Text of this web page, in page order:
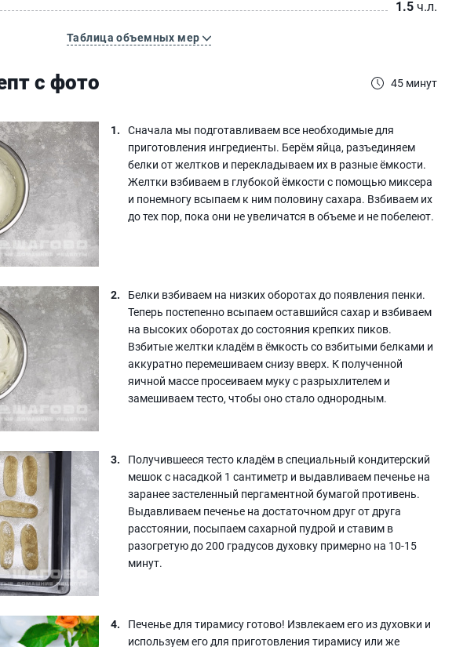
1.5ч.л.
Таблица объемных мер
с фото 45 минут
Сначала мы подготавливаем все необходимые для
приготовления ингредиенты. Берём яйца, разъединяем
белки от желтков и перекладываем их в разные ёмкости.
Желтки взбиваем в глубокой ёмкости с помощью миксера
и понемногу всыпаем к ним половину сахара. Взбиваем их
до тех пор, пока они не увеличатся в объеме и не побелеют.
Белки взбиваем на низких оборотах до появления пенки.
Теперь постепенно всыпаем оставшийся сахар и взбиваем
на высоких оборотах до состояния крепких пиков.
Взбитые желтки кладём в ёмкость со взбитыми белками и
аккуратно перемешиваем снизу вверх. К полученной
яичной массе просеиваем муку с разрыхлителем и
замешиваем тесто, чтобы оно стало однородным.
Получившееся тесто кладём в специальный кондитерский
мешок с насадкой 1 сантиметр и выдавливаем печенье на
заранее застеленный пергаментной бумагой противень.
Выдавливаем печенье на достаточном друг от друга
расстоянии, посыпаем сахарной пудрой и ставим в
разогретую до 200 градусов духовку примерно на 10-15
минут.
Печенье для тирамису готово! Извлекаем его из духовки и
используем его для приготовления тирамису или же